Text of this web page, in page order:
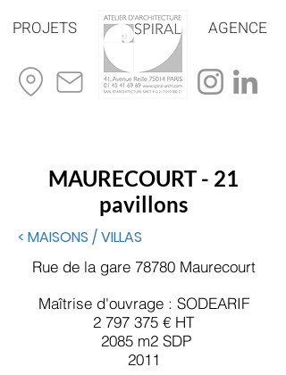
PROJETS AGENCE
MAURECOURT - 21
pavillons
< MAISONS / VILLAS
Rue de la gare 78780 Maurecourt
Maîtrise d'ouvrage : SODEARIF
2 797 375 € HT
2085 m2 SDP
2011